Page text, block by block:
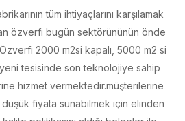
2000 m2si kapalı, 5000 m2 si
tesisinde son teknolojiye sahip
hizmet vermektedir.müşterilerine
fiyata sunabilmek için elinden
politikasını aldığı belgeler ile
metale ait geniş ürün yelpazesi ile